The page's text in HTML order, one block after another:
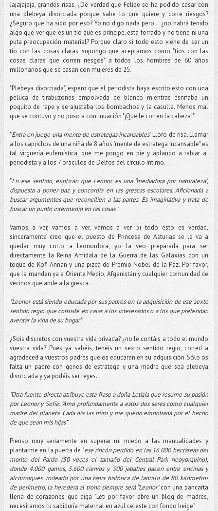
Jajajajaja, grandes risas. ¿De verdad que Felipe se ha podido casar con
una plebeya divorciada porque sabe lo que quiere y corre riesgos?
¿Seguro que ha sido por eso? Yo no digo nada pero... ¿no habrá tenido
algo que ver que es un tío que es príncipe, está forrado y no tiene ni una
puta preocupación material? Porque claro si todo esto viene de ser un
tío con las cosas claras, supongo que aceptamos como "tíos con las
cosas claras que corren riesgos" a todos los hombres de 60 años
millonarios que se casan con mujeres de 25.
"Plebeya divorciada", espero que el periodista haya escrito esto con una
peluca de tirabuzones empolvada de blanco mientras esnifaba un
poquito de rape y se ajustaba los bombachos y la casulla. Menos mal
que se contuvo y no puso a continuación "¡Que le corten la cabeza!"
"Entra en juego una mente de estrategas incansables" Lloro de risa. Llamar
a los caprichos de una niña de 8 años "mente de estratega incansable" es
tal virguería eufemística, que me pongo en pie y aplaudo a rabiar al
periodista y a los 7 oráculos de Delfos del círculo íntimo.
"En ese sentido, explican que Leonor es una “mediadora por naturaleza”,
dispuesta a poner paz y concordia en las grescas escolares. Aficionada a
buscar argumentos que reconcilien a las partes. Es imaginativa y trata de
buscar un punto intermedio en las cosas."
Vamos a ver, vamos a ver, vamos a ver. Si todo esto es verdad,
sinceramente creo que el puesto de Princesa de Asturias se le va a
quedar muy corto a Leonordora, yo la veo preparada para ser
directamente la Reina Amidala de la Guerra de las Galaxias con un
toque de Kofi Annan y una pizca de Premio Nobel de la Paz. Por favor,
que la manden ya a Oriente Medio, Afganistán y cualquier comunidad de
vecinos que ande a la gresca.
"Leonor está siendo educada por sus padres en la adquisición de ese sexto
sentido regio que consiste en calar a los interesados o a los que pretendan
aventar la vida de su hogar."
¿Sois discretos con vuestra vida privada? ¿no le contáis a todo el mundo
vuestra vida? Pues ya sabéis, tenéis un sexto sentido regio, corred a
agradeced a vuestros padres que os educaran en su adquisición. Sólo os
falta un padre con genes de estratega y una madre que sea plebeya
divorciada y ya podéis ser reyes.
"Otra fuente directa atribuye esta frase a doña Letizia que resume su pasión
por Leonor y Sofía: “Amo profundamente a estos dos seres como cualquier
madre del planeta. Cada día las miro y me quedo embobada por el hecho
de que sean mis hijas”
Pienso muy seriamente en superar mi miedo a las manualidades y
plantarme en la puerta de "ese rincón perdido en las 16.000 hectáreas del
monte del Pardo (50 veces el tamaño del Central Park neoyorquino),
donde 4.000 gamos, 3.600 ciervos y 500 jabalíes pacen entre encinas y
alcornoques, rodeado por una tapia histórica de ladrillo de 80 kilómetros
de perímetro, la heredera al trono siempre será “Leonor"con una pancarta
llena de corazones que diga "Leti por favor abre un blog de madres,
necesitamos tu sabiduría maternal en azul celeste con fondo beige".